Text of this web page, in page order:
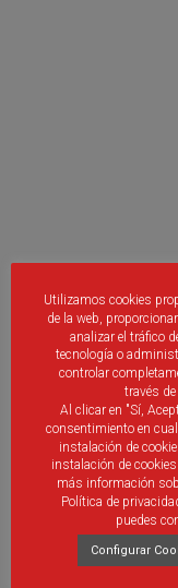
Utilizamos cookies
de la web,
analizar el tráfico
tecnología o
controlar
través
Al clicar en "Sí,
consentimiento en
instalación de
instalación de cookies
más información
Política de
puedes
Configurar